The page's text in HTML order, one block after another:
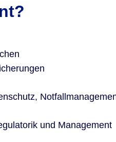
und Management